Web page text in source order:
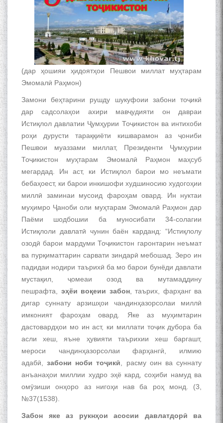
(дар ҳошияи ҳидоятҳои Пешвои миллат муҳтарам
Эмомалӣ Раҳмон)
Замони беҳтарини рушду шукуфоии забони тоҷикӣ
дар садсолаҳои ахири мавҷудияти он давраи
Истиқлол давлатии Ҷумҳурии Тоҷикистон ва интихоби
роҳи дурусти тараққиёти кишварамон аз ҷониби
Пешвои муаззами миллат, Президенти Ҷумҳурии
Тоҷикистон муҳтарам Эмомалӣ Раҳмон маҳсуб
мегардад. Ин аст, ки Истиқлол барои мо неъмати
бебаҳоест, ки барои инкишофи худшиносию худогоҳии
миллӣ заминаи мусоид фароҳам овард. Ин нуктаи
муҳимро Ҷаноби оли муҳтарам Эмомалӣ Раҳмон дар
Паёми шодбошии ба муносибати 34-солагии
Истиқлоли давлатӣ чунин баён карданд: “Истиқлолу
озодӣ барои мардуми Тоҷикистон гаронтарин неъмат
ва пурқиматтарин сарвати зиндарӣ мебошад. Зеро ин
падидаи нодири таърихӣ ба мо барои бунёди давлати
мустақил, ҷомеаи озод ва мутамаддину
пешрафта, эҳёи воқеии забон, таърих, фарҳанг ва
дигар суннату арзишҳои чандинҳазорсолаи миллӣ
имконият фароҳам овард. Яке аз муҳимтарин
дастовардҳои мо ин аст, ки миллати тоҷик дубора ба
асли хеш, яъне ҳувияти таърихии хеш баргашт,
мероси чандинҳазорсолаи фарҳангӣ, илмию
адабӣ,забони ноби тоҷикӣ, расму оин ва суннату
анъанаҳои миллии худро эҳё кард, соҳиби намуд ва
омӯзиши онҳоро аз нигоҳи нав ба роҳ монд. (3,
№37(1538).
Забон яке аз рукнҳои асосии давлатдорӣ ва